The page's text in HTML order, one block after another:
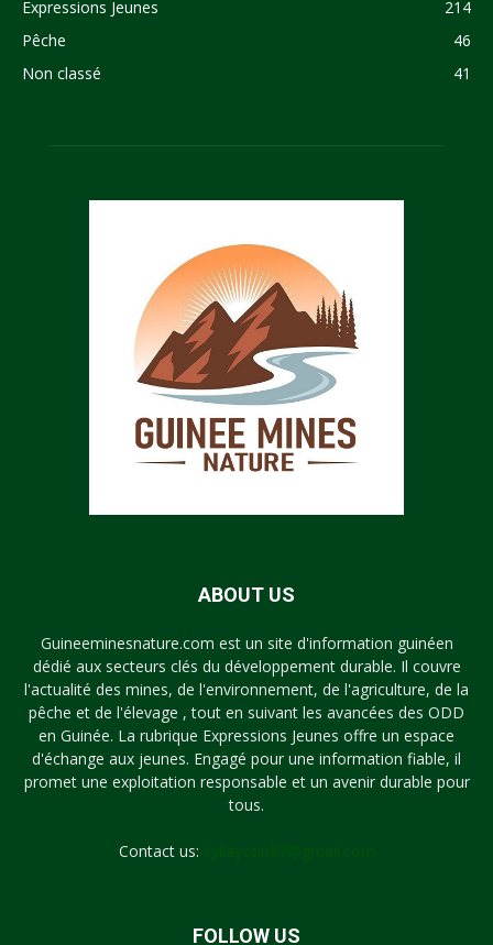
Expressions Jeunes
214
Pêche
46
Non classé
41
ABOUT US
Guineeminesnature.com est un site d'information guinéen
dédié aux secteurs clés du développement durable. Il couvre
l'actualité des mines, de l'environnement, de l'agriculture, de la
pêche et de l'élevage , tout en suivant les avancées des ODD
en Guinée. La rubrique Expressions Jeunes offre un espace
d'échange aux jeunes. Engagé pour une information fiable, il
promet une exploitation responsable et un avenir durable pour
tous.
Contact us:
FOLLOW US